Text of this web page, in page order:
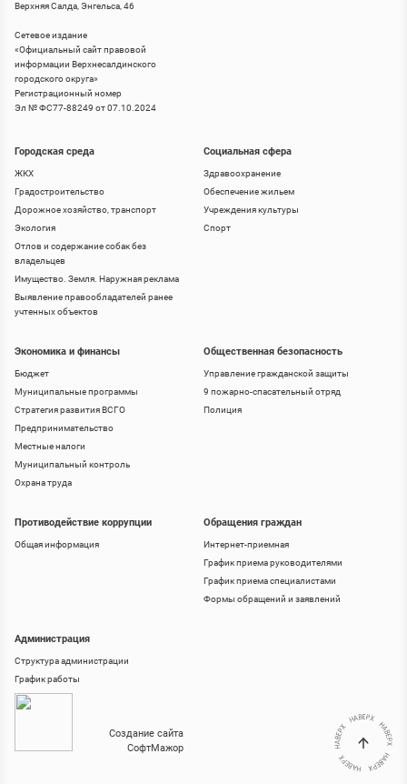
Верхняя Салда, Энгельса, 46
Сетевое издание
«Официальный сайт правовой
информации Верхнесалдинского
городского округа»
Регистрационный номер
Эл № ФС77-88249 от 07.10.2024
Городская среда
ЖКХ
Градостроительство
Дорожное хозяйство, транспорт
Экология
Отлов и содержание собак без
владельцев
Имущество. Земля. Наружная реклама
Выявление правообладателей ранее
учтенных объектов
Социальная сфера
Здравоохранение
Обеспечение жильем
Учреждения культуры
Спорт
Экономика и финансы
Бюджет
Муниципальные программы
Стратегия развития ВСГО
Предпринимательство
Местные налоги
Муниципальный контроль
Охрана труда
Общественная безопасность
Управление гражданской защиты
9 пожарно-спасательный отряд
Полиция
Противодействие коррупции
Общая информация
Обращения граждан
Интернет-приемная
График приема руководителями
График приема специалистами
Формы обращений и заявлений
Администрация
Структура администрации
График работы
Создание сайта
СофтМажор